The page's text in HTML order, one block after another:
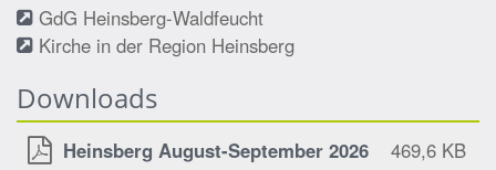
GdG Heinsberg-Waldfeucht
Kirche in der Region Heinsberg
Downloads
Heinsberg August-September 2026
469,6 KB